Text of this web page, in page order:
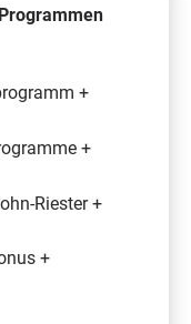
+
+
Riester +
+